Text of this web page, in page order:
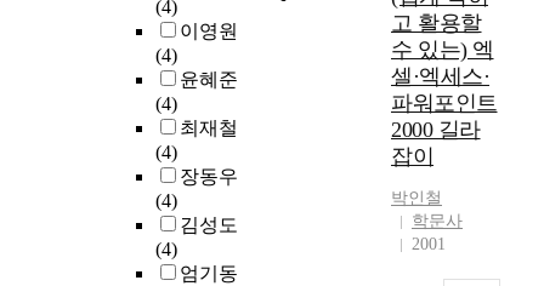
(4)
이영원
(4)
윤혜준
(4)
최재철
(4)
장동우
(4)
김성도
(4)
엄기동
고 활용할
수 있는) 엑
셀·엑세스·
파워포인트
2000 길라
잡이
박인철
학문사
2001